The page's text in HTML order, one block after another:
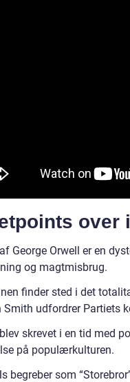
over
George Orwell er en
og magtmisbrug.
finder sted i det
Smith udfordrer Partiets
skrevet i en tid med
på populærkulturen.
begreber som